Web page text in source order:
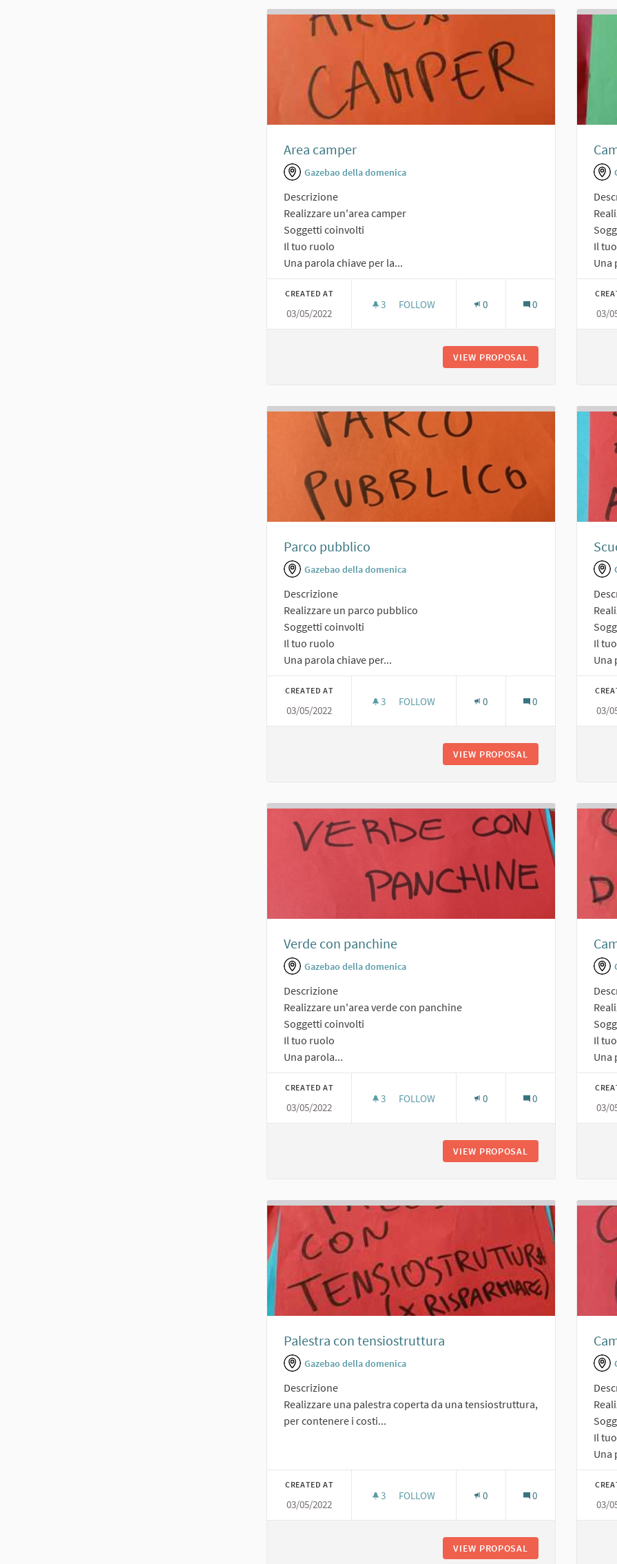
Area camper
Gazebao della domenica
Descrizione
Realizzare un'area camper
Soggetti coinvolti
Il tuo ruolo
Una parola chiave per la...
CREATED AT
03/05/2022
3 3 FOLLOWERS
FOLLOW 0 0
VIEW PROPOSAL
Il
Una
03/
Parco pubblico
Gazebao della domenica
Descrizione
Realizzare un parco pubblico
Soggetti coinvolti
Il tuo ruolo
Una parola chiave per...
CREATED AT
03/05/2022
3 3 FOLLOWERS
FOLLOW 0 0
VIEW PROPOSAL
Il
Una
03/
Verde con panchine
Gazebao della domenica
Descrizione
Realizzare un'area verde con panchine
Soggetti coinvolti
Il tuo ruolo
Una parola...
CREATED AT
03/05/2022
3 3 FOLLOWERS
FOLLOW 0 0
VIEW PROPOSAL
Il
Una
03/
Palestra con tensiostruttura
Gazebao della domenica
Descrizione
Realizzare una palestra coperta da una tensiostruttura,
per contenere i costi...
CREATED AT
03/05/2022
3 3 FOLLOWERS
FOLLOW 0 0
VIEW PROPOSAL
Il
Una
03/